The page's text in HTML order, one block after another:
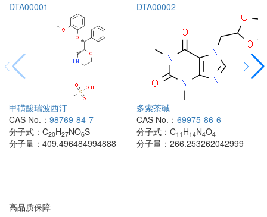
DTA00001
甲磺酸瑞波西汀
CAS No.： 98769-84-7
分子式： C20H27NO6S
分子量： 409.496484994888
DTA00002
多索茶碱
CAS No.： 69975-86-6
分子式： C11 H14N4O4
分子量： 266.253262042999
高品质保障